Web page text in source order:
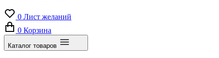
0 Лист желаний
0 Корзина
Каталог товаров